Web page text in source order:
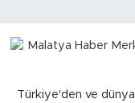
Türkiye'den ve